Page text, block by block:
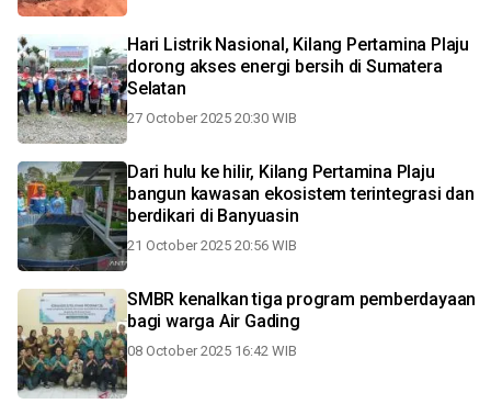
Hari Listrik Nasional, Kilang Pertamina Plaju
dorong akses energi bersih di Sumatera
Selatan
27 October 2025 20:30 WIB
Dari hulu ke hilir, Kilang Pertamina Plaju
bangun kawasan ekosistem terintegrasi dan
berdikari di Banyuasin
21 October 2025 20:56 WIB
SMBR kenalkan tiga program pemberdayaan
bagi warga Air Gading
08 October 2025 16:42 WIB